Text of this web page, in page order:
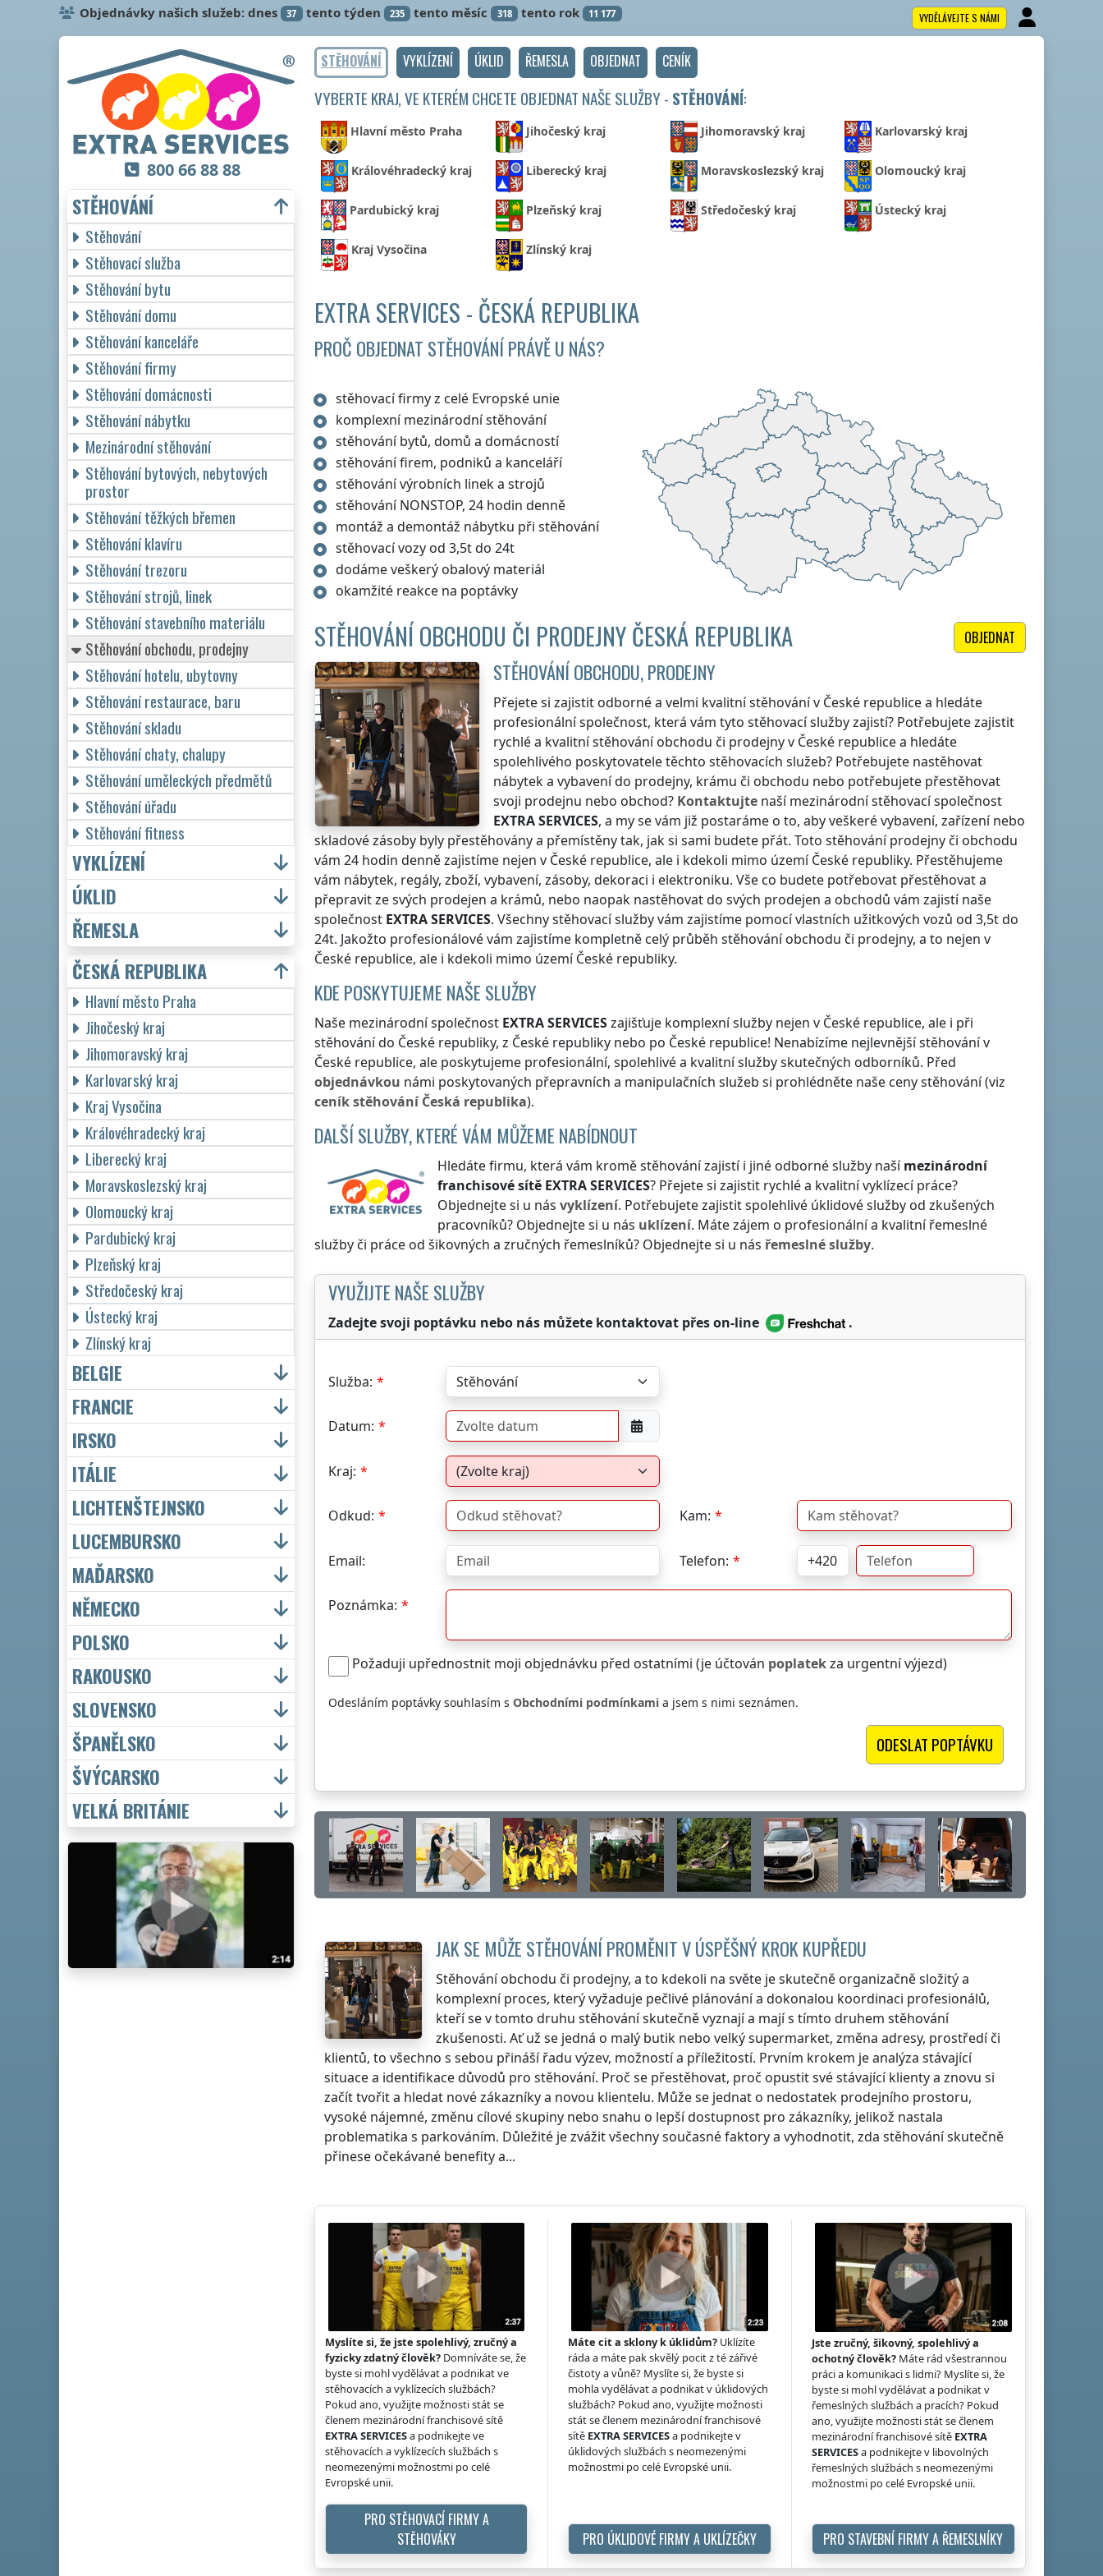
Objednávky našich služeb: dnes 37 tento týden 235 tento měsíc 318 tento rok 11 177 VYDĚLÁVEJTE S NÁMI
STĚHOVÁNÍ VYKLÍZENÍ ÚKLID ŘEMESLA OBJEDNAT CENÍK
VYBERTE KRAJ, VE KTERÉM CHCETE OBJEDNAT NAŠE SLUŽBY - STĚHOVÁNÍ:
Hlavní město Praha Jihočeský kraj Jihomoravský kraj Karlovarský kraj
Královéhradecký kraj Liberecký kraj Moravskoslezský kraj Olomoucký kraj
Pardubický kraj Plzeňský kraj Středočeský kraj Ústecký kraj
Kraj Vysočina Zlínský kraj
EXTRA SERVICES - ČESKÁ REPUBLIKA
PROČ OBJEDNAT STĚHOVÁNÍ PRÁVĚ U NÁS?
stěhovací firmy z celé Evropské unie
komplexní mezinárodní stěhování
stěhování bytů, domů a domácností
stěhování firem, podniků a kanceláří
stěhování výrobních linek a strojů
stěhování NONSTOP, 24 hodin denně
montáž a demontáž nábytku při stěhování
stěhovací vozy od 3,5t do 24t
dodáme veškerý obalový materiál
okamžité reakce na poptávky
OBJEDNAT
STĚHOVÁNÍ OBCHODU ČI PRODEJNY ČESKÁ REPUBLIKA
STĚHOVÁNÍ OBCHODU, PRODEJNY
Přejete si zajistit odborné a velmi kvalitní stěhovánív České republicea hledáte
profesionální společnost, která vám tyto stěhovací služby zajistí? Potřebujete zajistit
rychlé a kvalitní stěhování obchodu či prodejnyv České republicea hledáte
spolehlivého poskytovatele těchto stěhovacích služeb? Potřebujete nastěhovat
nábytek a vybavení do prodejny, krámu či obchodu nebo potřebujete přestěhovat
svoji prodejnu nebo obchod? Kontaktujte naší mezinárodní stěhovací společnost
EXTRA SERVICES, a my se vám již postaráme o to, aby veškeré vybavení, zařízení nebo
skladové zásoby byly přestěhovány a přemístěny tak, jak si sami budete přát. Toto stěhování prodejny či obchodu
vám 24 hodin denně zajistíme nejen v České republice, ale i kdekoli mimo území České republiky. Přestěhujeme
vám nábytek, regály, zboží, vybavení, zásoby, dekoraci i elektroniku. Vše co budete potřebovat přestěhovat a
přepravit ze svých prodejen a krámů, nebo naopak nastěhovat do svých prodejen a obchodů vám zajistí naše
společnost EXTRA SERVICES. Všechny stěhovací služby vám zajistíme pomocí vlastních užitkových vozů od 3,5t do
24t. Jakožto profesionálové vám zajistíme kompletně celý průběh stěhování obchodu či prodejny, a to nejen v
České republice, ale i kdekoli mimo území České republiky.
KDE POSKYTUJEME NAŠE SLUŽBY
Naše mezinárodní společnost EXTRA SERVICESzajišťuje komplexní služby nejen v České republice, ale i při
stěhovánído České republiky, z České republiky nebo po České republice! Nenabízíme nejlevnější stěhovánív
České republice, ale poskytujeme profesionální, spolehlivé a kvalitní služby skutečných odborníků. Před
objednávkou námi poskytovaných přepravních a manipulačních služeb si prohlédněte naše ceny stěhování (viz
ceníkstěhování Česká republika).
DALŠÍ SLUŽBY, KTERÉ VÁM MŮŽEME NABÍDNOUT
Hledáte firmu, která vám kromě stěhování zajistí i jiné odborné služby našímezinárodní
franchisové sítě EXTRA SERVICES? Přejete si zajistit rychlé a kvalitní vyklízecí práce?
Objednejte si u nás vyklízení. Potřebujete zajistit spolehlivé úklidové služby od zkušených
pracovníků? Objednejte si u nás uklízení. Máte zájem o profesionální a kvalitní řemeslné
služby či práce od šikovných a zručných řemeslníků? Objednejte si u nás řemeslné služby.
VYUŽIJTE NAŠE SLUŽBY
Zadejte svoji poptávku nebo nás můžete kontaktovat přes on-line .
Služba:
Datum:
Kraj:
Odkud: Kam:
Email: Telefon:
Poznámka:
Požaduji upřednostnit moji objednávku před ostatními (je účtován poplatekza urgentní výjezd)
Odesláním poptávky souhlasím s Obchodními podmínkami a jsem s nimi seznámen.
JAK SE MŮŽE STĚHOVÁNÍ PROMĚNIT V ÚSPĚŠNÝ KROK KUPŘEDU
Stěhování obchodu či prodejny, a to kdekoli na světe je skutečně organizačně složitý a
komplexní proces, který vyžaduje pečlivé plánování a dokonalou koordinaci profesionálů,
kteří se v tomto druhu stěhování skutečně vyznají a mají s tímto druhem stěhování
zkušenosti. Ať už se jedná o malý butik nebo velký supermarket, změna adresy, prostředí či
klientů, to všechno s sebou přináší řadu výzev, možností a příležitostí. Prvním krokem je analýza stávající
situace a identifikace důvodů pro stěhování. Proč se přestěhovat, proč opustit své stávající klienty a znovu si
začít tvořit a hledat nové zákazníky a novou klientelu. Může se jednat o nedostatek prodejního prostoru,
vysoké nájemné, změnu cílové skupiny nebo snahu o lepší dostupnost pro zákazníky, jelikož nastala
problematika s parkováním. Důležité je zvážit všechny současné faktory a vyhodnotit, zda stěhování skutečně
přinese očekávané benefity a...
Myslíte si, že jste spolehlivý, zručný a
fyzicky zdatný člověk? Domníváte se, že
byste si mohl vydělávat a podnikat ve
stěhovacích a vyklízecích službách?
Pokud ano, využijte možnosti stát se
členem mezinárodní franchisové sítě
EXTRA SERVICESa podnikejte ve
stěhovacích a vyklízecích službách s
neomezenými možnostmi po celé
Evropské unii.
PRO STĚHOVACÍ FIRMY A
STĚHOVÁKY
Máte cit a sklony k úklidům? Uklízíte
ráda a máte pak skvělý pocit z té zářivé
čistoty a vůně? Myslíte si, že byste si
mohla vydělávat a podnikat v úklidových
službách? Pokud ano, využijte možnosti
stát se členem mezinárodní franchisové
sítě EXTRA SERVICESa podnikejte v
úklidových službách s neomezenými
možnostmi po celé Evropské unii.
PRO ÚKLIDOVÉ FIRMY A UKLÍZEČKY
Jste zručný, šikovný, spolehlivý a
ochotný člověk?Máte rád všestrannou
práci a komunikaci s lidmi? Myslíte si, že
byste si mohl vydělávat a podnikat v
řemeslných službách a pracích? Pokud
ano, využijte možnosti stát se členem
mezinárodní franchisové sítě EXTRA
SERVICESa podnikejte v libovolných
řemeslných službách s neomezenými
možnostmi po celé Evropské unii.
PRO STAVEBNÍ FIRMY A ŘEMESLNÍKY
800 66 88 88
STĚHOVÁNÍ
Stěhování
Stěhovací služba
Stěhování bytu
Stěhování domu
Stěhování kanceláře
Stěhování firmy
Stěhování domácnosti
Stěhování nábytku
Mezinárodní stěhování
Stěhování bytových, nebytových
prostor
Stěhování těžkých břemen
Stěhování klavíru
Stěhování trezoru
Stěhování strojů, linek
Stěhování stavebního materiálu
Stěhování obchodu, prodejny
Stěhování hotelu, ubytovny
Stěhování restaurace, baru
Stěhování skladu
Stěhování chaty, chalupy
Stěhování uměleckých předmětů
Stěhování úřadu
Stěhování fitness
VYKLÍZENÍ
ÚKLID
ŘEMESLA
ČESKÁ REPUBLIKA
Hlavní město Praha
Jihočeský kraj
Jihomoravský kraj
Karlovarský kraj
Kraj Vysočina
Královéhradecký kraj
Liberecký kraj
Moravskoslezský kraj
Olomoucký kraj
Pardubický kraj
Plzeňský kraj
Středočeský kraj
Ústecký kraj
Zlínský kraj
BELGIE
FRANCIE
IRSKO
ITÁLIE
LICHTENŠTEJNSKO
LUCEMBURSKO
MAĎARSKO
NĚMECKO
POLSKO
RAKOUSKO
SLOVENSKO
ŠPANĚLSKO
ŠVÝCARSKO
VELKÁ BRITÁNIE